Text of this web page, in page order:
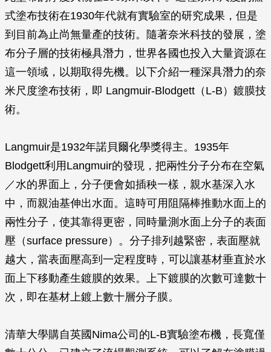
式塗布技術在1930年代就有實驗室的研究成果，但是
到目前為止尚無量產的技術。隨著奈米科技的發展，塗
布分子層的技術極具潛力，世界各國也投入大量資源在
這一領域，以期取得先機。以下介紹一種深具潛力的奈
米尺度塗布技術，即 Langmuir-Blodgett（L-B）鍍膜技
術。
Langmuir是1932年諾貝爾化學獎得主。1935年
Blodgett利用Langmuir的發現，把兩性分子分布在空氣
／水的界面上，分子便會如插秧一樣，親水基深入水
中，而親油基伸出水面。這時可用阻隔棒推動水面上的
兩性分子，使其靠得更密，同時量測水面上分子的表面
壓（surface pressure）。分子排列越緊密，表面壓就
越大，當表面壓高到一定程度時，可以讓基材垂直於水
面上下移動產生鍍膜的效果。上下鍍膜的次數可達數十
次，即在基材上鍍上數十層分子膜。
清華大學購自英國Nima公司的L-B實驗塗布機，長寬僅